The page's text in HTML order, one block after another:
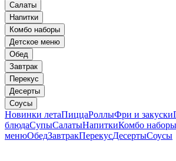
Салаты
Напитки
Комбо наборы
Детское меню
Обед
Завтрак
Перекус
Десерты
Соусы
Новинки летаПиццаРоллыФри и закуски
блюдаСупыСалатыНапиткиКомбо наборы
менюОбедЗавтракПерекусДесертыСоусы